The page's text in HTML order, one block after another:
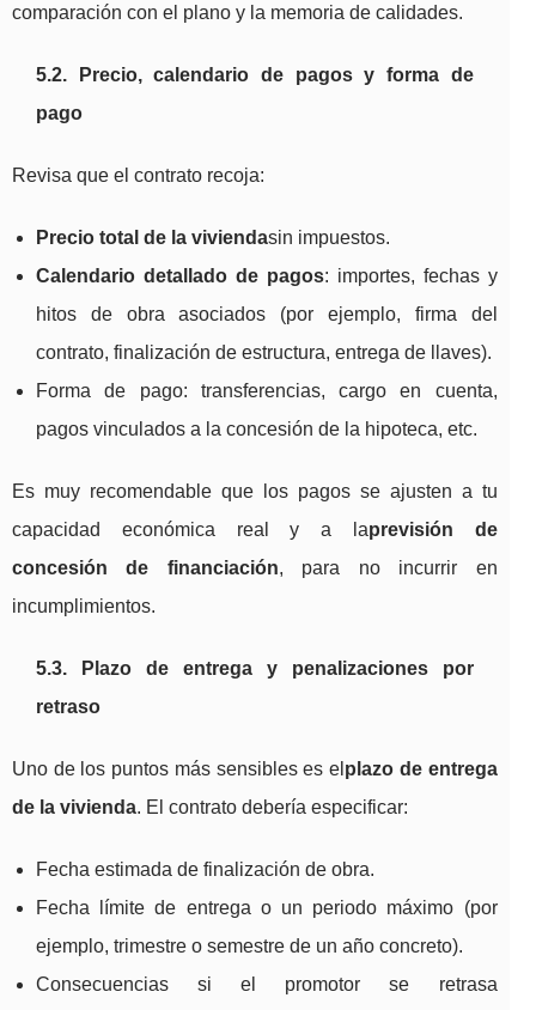
comparación con el plano y la memoria de calidades.
5.2. Precio, calendario de pagos y forma de
pago
Revisa que el contrato recoja:
Precio total de la viviendasin impuestos.
Calendario detallado de pagos: importes, fechas y
hitos de obra asociados (por ejemplo, firma del
contrato, finalización de estructura, entrega de llaves).
Forma de pago: transferencias, cargo en cuenta,
pagos vinculados a la concesión de la hipoteca, etc.
Es muy recomendable que los pagos se ajusten a tu
capacidad económica real y a laprevisión de
concesión de financiación, para no incurrir en
incumplimientos.
5.3. Plazo de entrega y penalizaciones por
retraso
Uno de los puntos más sensibles es el plazo de entrega
de la vivienda. El contrato debería especificar:
Fecha estimada de finalización de obra.
Fecha límite de entrega o un periodo máximo (por
ejemplo, trimestre o semestre de un año concreto).
Consecuencias si el promotor se retrasa